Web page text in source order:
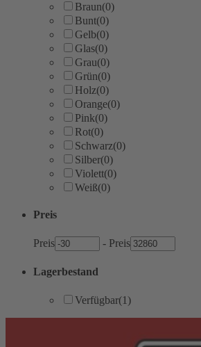
Braun(0)
Bunt(0)
Gelb(0)
Glas(0)
Grau(0)
Grün(0)
Holz(0)
Orange(0)
Pink(0)
Rot(0)
Schwarz(0)
Silber(0)
Violett(0)
Weiß(0)
Preis
Preis - Preis
Lagerbestand
Verfügbar(1)